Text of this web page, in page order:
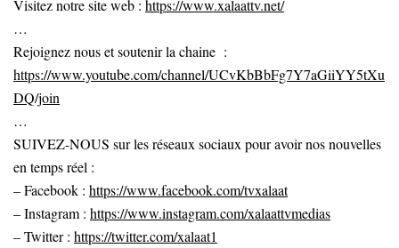
Visitez notre site web : https://www.xalaattv.net/
…
Rejoignez nous et soutenir la chaine :
https://www.youtube.com/channel/UCvKbBbFg7Y7aGiiYY5tXu
DQ/join
…
SUIVEZ-NOUS sur les réseaux sociaux pour avoir nos nouvelles
en temps réel :
– Facebook : https://www.facebook.com/tvxalaat
– Instagram : https://www.instagram.com/xalaattvmedias
– Twitter : https://twitter.com/xalaat1